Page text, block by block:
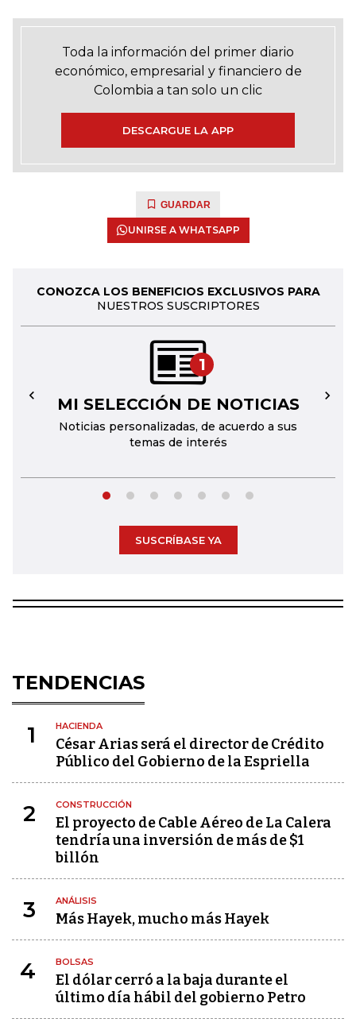
Toda la información del primer diario
económico, empresarial y financiero de
Colombia a tan solo un clic
DESCARGUE LA APP
GUARDAR
UNIRSE A WHATSAPP
CONOZCA LOS BENEFICIOS EXCLUSIVOS PARA
NUESTROS SUSCRIPTORES
1
MI SELECCIÓN DE NOTICIAS
Noticias personalizadas, de acuerdo a sus
temas de interés
← →
SUSCRÍBASE YA
TENDENCIAS
1 HACIENDA
César Arias será el director de Crédito
Público del Gobierno de la Espriella
2 CONSTRUCCIÓN
El proyecto de Cable Aéreo de La Calera
tendría una inversión de más de $1
billón
3 ANÁLISIS
Más Hayek, mucho más Hayek
4 BOLSAS
El dólar cerró a la baja durante el
último día hábil del gobierno Petro